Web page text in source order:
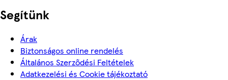
Segítünk
Árak
Biztonságos online rendelés
Általános Szerződési Feltételek
Adatkezelési és Cookie tájékoztató